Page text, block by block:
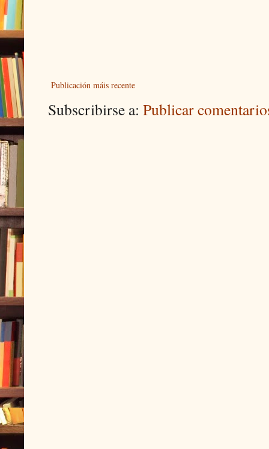
Publicación máis recente
Subscribirse a: Publicar